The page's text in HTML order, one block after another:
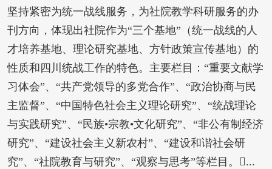
坚持紧密为统一战线服务，为社院教学科研服务的办
刊方向，体现出社院作为“三个基地”（统一战线的人
才培养基地、理论研究基地、方针政策宣传基地）的
性质和四川统战工作的特色。主要栏目：“重要文献学
习体会”、“共产党领导的多党合作”、“政治协商与民
主监督”、“中国特色社会主义理论研究”、“统战理论
与实践研究”、“民族•宗教•文化研究”、“非公有制经济
研究”、“建设社会主义新农村”、“建设和谐社会研
究”、“社院教育与研究”、“观察与思考”等栏目。...